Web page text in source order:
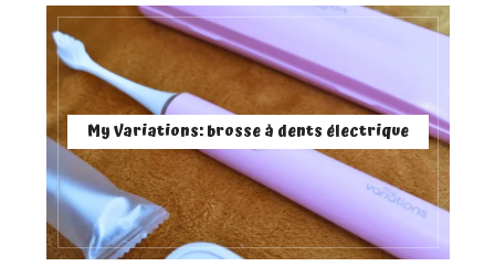
My Variations: brosse à dents électrique